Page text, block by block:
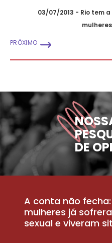
03/07/2013 - Rio tem
PRÓXIMO
DE
A conta não
mulheres já
sexual e viveram